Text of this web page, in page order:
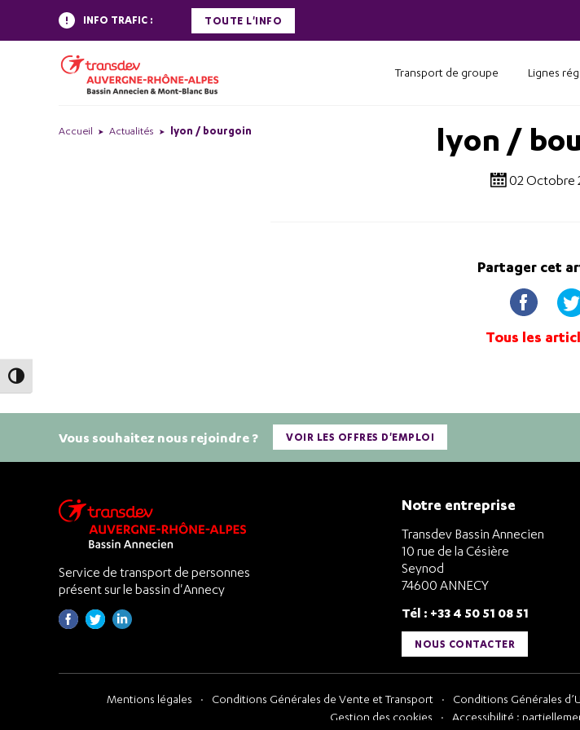
Passer en contraste élevé
INFO TRAFIC : TOUTE L'INFO
Transport de groupe Lignes
Accueil Actualités lyon / bourgoin lyon /
02 Octobre
Partager cet
Tous les
Vous souhaitez nous rejoindre ? VOIR LES OFFRES D'EMPLOI
Service de transport de personnes
présent sur le bassin d'Annecy
Notre entreprise
Transdev Bassin Annecien
10 rue de la Césière
Seynod
74600 ANNECY
Tél : +33 4 50 51 08 51
NOUS CONTACTER
Mentions légales Conditions Générales de Vente et Transport Conditions Générales
Gestion des cookies
Accessibilité :